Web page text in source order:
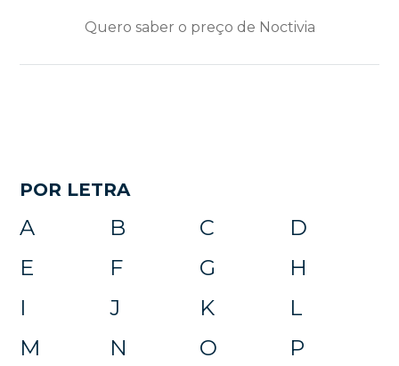
Quero saber o preço de Noctivia
POR LETRA
A B C
D
E
F G
H
I
J K
L
M
N O
P